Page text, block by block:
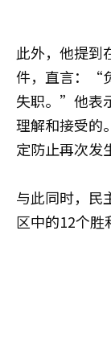
此外，他提到
件，直言：“
失职。”他表
理解和接受的
定防止再次发
与此同时，民
区中的12个胜